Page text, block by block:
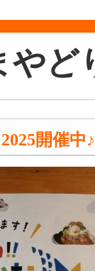
やど
開催中♪